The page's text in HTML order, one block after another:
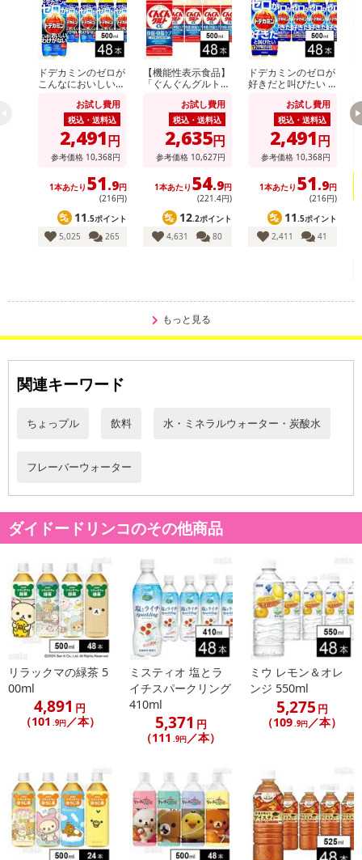
Payでお支払いの場合、決済のため外部サイトへ遷移します。
※予約商品は決済手段ごとに定められた決済期限日にお支払いを完
了することがございます。ご了承いただいたうえでお申し込みくだ
さい。
発送日カレンダー
休業日
■その他共通および商品カテゴリー別注意事項（※必ずご確認くだ
さい）
こちらの情報は
ドデカミンのゼロが
こんなにおいしいわ
お試し費用
税込・送料込
2,491円
参考価格 10,368円
1本あたり 51.9円
(216円)
11.5ポイント
5,025
265
【機能性表示食品】
「ぐんぐんグルトα
お試し費用
税込・送料込
2,635円
参考価格 10,627円
1本あたり 54.9円
(221.4円)
12.2ポイント
4,631
80
ドデカミンのゼロが
好きだと叫びたい P
お試し費用
税込・送料込
2,491円
参考価格 10,368円
1本あたり 51.9円
(216円)
11.5ポイント
2,411
41
もっと見る
関連キーワード
ちょっプル 飲料 水・ミネラルウォーター・炭酸水
フレーバーウォーター
ダイドードリンコのその他商品
リラックマの緑茶 5
00ml
4,891 円
（101 .9円／本）
ミスティオ 塩とラ
イチスパークリング
410ml
5,371 円
（111 .9円 ／本）
ミウ レモン＆オレ
ンジ 550ml
5,275 円
（109 .9円 ／本）